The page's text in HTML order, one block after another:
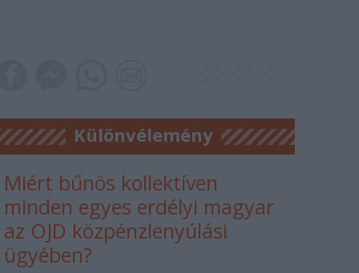
Különvélemény
Miért bűnös kollektíven
minden egyes erdélyi magyar
az OJD közpénzlenyúlási
ügyében?